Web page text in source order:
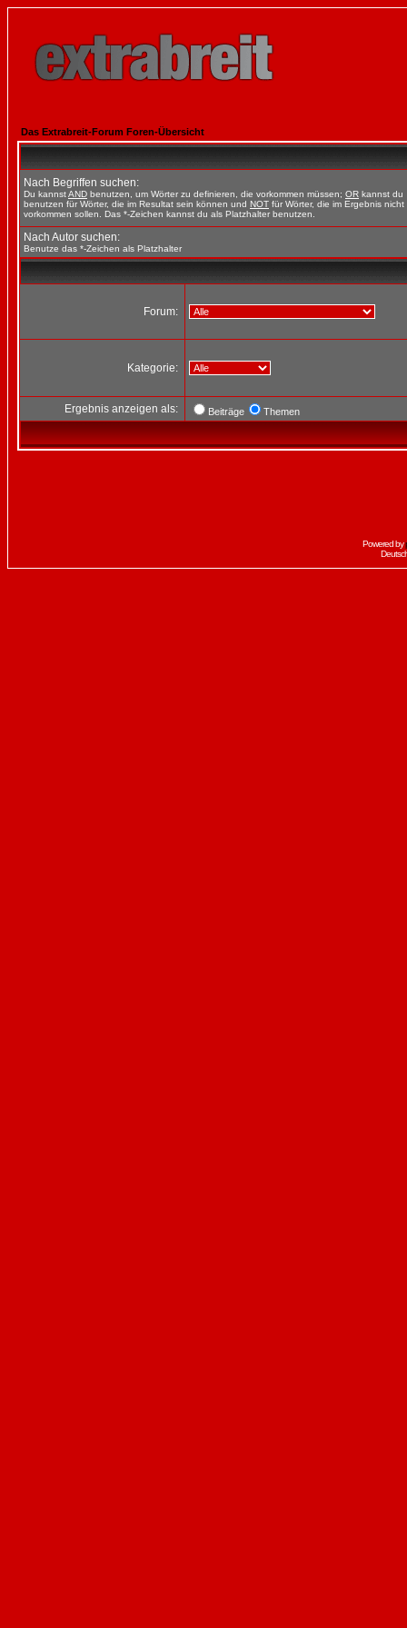
Das Extrabreit-Forum Foren-Übersicht
Nach Begriffen suchen:
Du kannstAND benutzen, um Wörter zu definieren, die vorkommen müssen; OR kannst du
benutzen für Wörter, die im Resultat sein können und NOT für Wörter, die im Ergebnis nicht
vorkommen sollen. Das *-Zeichen kannst du als Platzhalter benutzen.
Nach Autor suchen:
Benutze das *-Zeichen als Platzhalter
Forum:
Kategorie:
Ergebnis anzeigen als: Beiträge Themen
Powered by